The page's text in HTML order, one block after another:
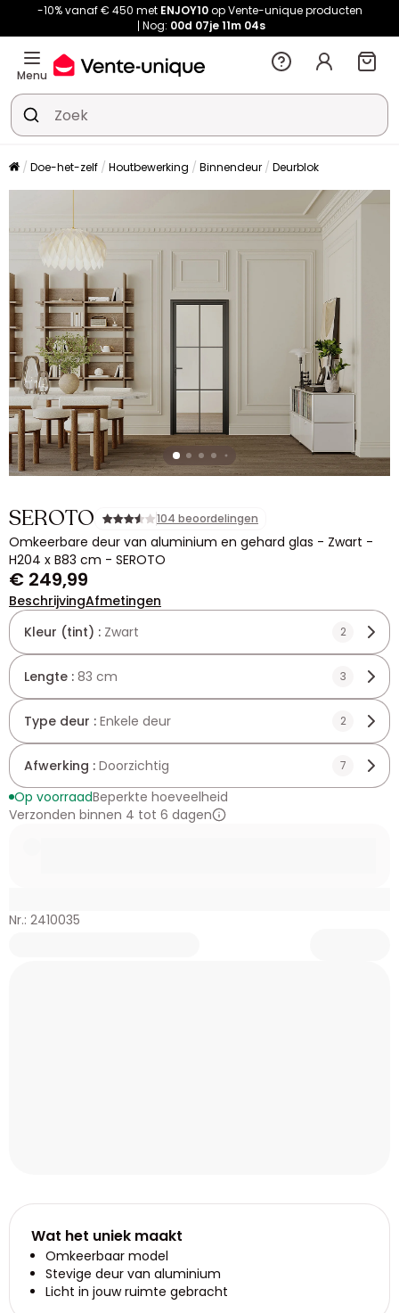
-10% vanaf € 450 met ENJOY10op Vente-unique producten
Nog: 00d 07je11m 03s
Menu
Doe-het-zelf Houtbewerking Binnendeur Deurblok
SEROTO 104 beoordelingen
Omkeerbare deur van aluminium en gehard glas - Zwart -
H204 x B83 cm - SEROTO
€ 249,99
BeschrijvingAfmetingen
Kleur (tint) : Zwart 2
Lengte : 83 cm 3
Type deur : Enkele deur 2
Afwerking : Doorzichtig 7
Op voorraadBeperkte hoeveelheid
Verzonden binnen 4 tot 6 dagen
Nr.: 2410035
Wat het uniek maakt
Omkeerbaar model
Stevige deur van aluminium
Licht in jouw ruimte gebracht